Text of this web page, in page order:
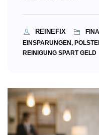
REINEFIX
EINSPARUNGEN,
REINIGUNG SPART GELD